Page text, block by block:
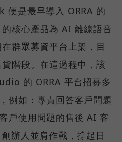
便是最早導入 ORRA 的
核心產品為 AI 離線語音
群眾募資平台上架，目
階段。在這過程中，該
的 ORRA 平台招募多
例如：專責回答客戶問題
戶使用問題的售後 AI 客
辦人並肩作戰，撐起日